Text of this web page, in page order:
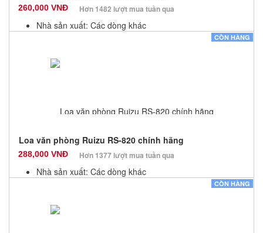
260,000 VNĐ Hơn 1482 lượt mua tuần qua
Nhà sản xuất: Các dòng khác
Số lượng: 100
CÒN HÀNG
Loa văn phòng Ruizu RS-820 chính hãng
288,000 VNĐ Hơn 1377 lượt mua tuần qua
Nhà sản xuất: Các dòng khác
Số lượng: 100
CÒN HÀNG